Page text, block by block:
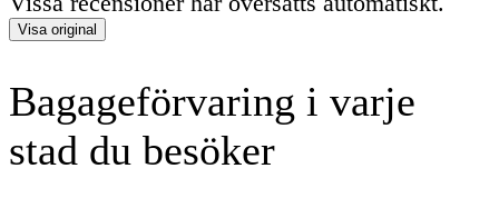
Visa original
Bagageförvaring i varje
stad du besöker